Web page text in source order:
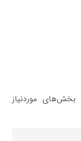
بخش‌های موردنیاز